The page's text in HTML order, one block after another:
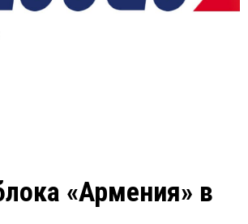
«Армения» в